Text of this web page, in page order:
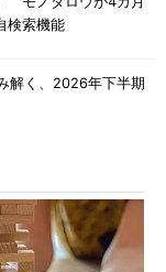
検索機能
解く、2026年下半期